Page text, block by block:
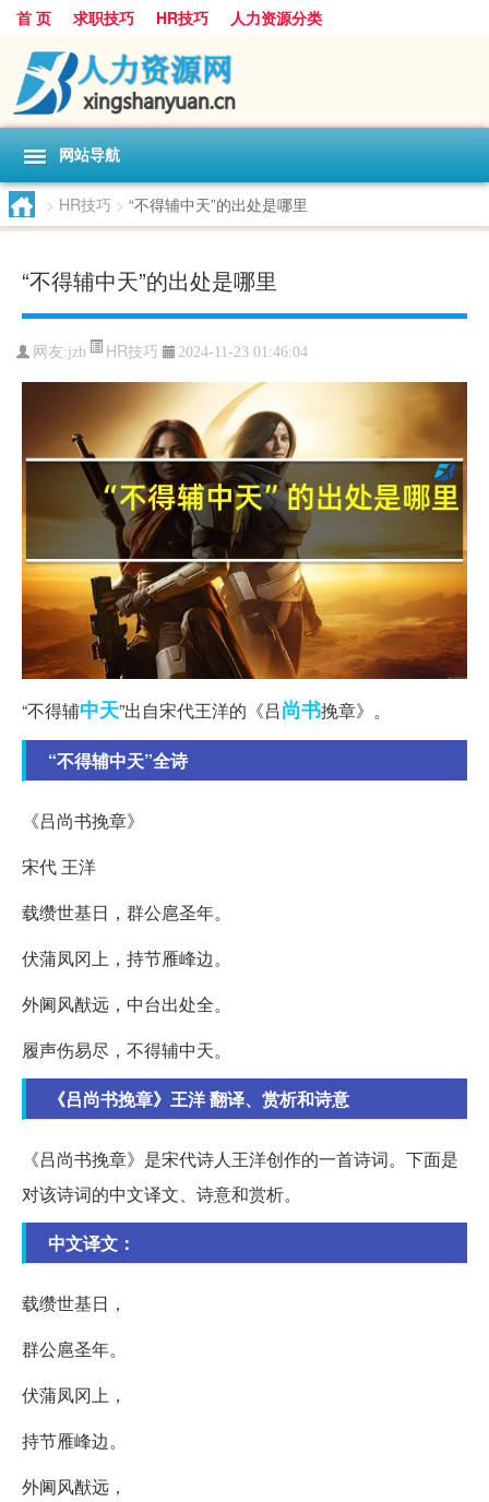
首 页 求职技巧 HR技巧 人力资源分类
网站导航
> HR技巧 > “不得辅中天”的出处是哪里
“不得辅中天”的出处是哪里
网友:jzb HR技巧 2024-11-23 01:46:04
“不得辅中天”出自宋代王洋的《吕尚书挽章》。
“不得辅中天”全诗
《吕尚书挽章》
宋代 王洋
载缵世基日，群公扈圣年。
伏蒲凤冈上，持节雁峰边。
外阃风猷远，中台出处全。
履声伤易尽，不得辅中天。
《吕尚书挽章》王洋 翻译、赏析和诗意
《吕尚书挽章》是宋代诗人王洋创作的一首诗词。下面是
对该诗词的中文译文、诗意和赏析。
中文译文：
载缵世基日，
群公扈圣年。
伏蒲凤冈上，
持节雁峰边。
外阃风猷远，